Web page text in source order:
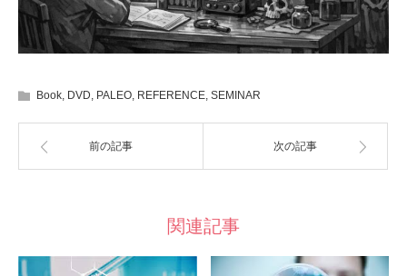
Book DVD PALEO REFERENCE SEMINAR
前の記事 次の記事
関連記事